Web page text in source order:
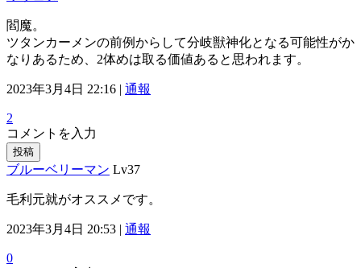
閻魔。
ツタンカーメンの前例からして分岐獣神化となる可能性がか
なりあるため、2体めは取る価値あると思われます。
2023年3月4日 22:16 | 通報
2
コメントを入力
投稿
ブルーベリーマン Lv37
毛利元就がオススメです。
2023年3月4日 20:53 | 通報
0